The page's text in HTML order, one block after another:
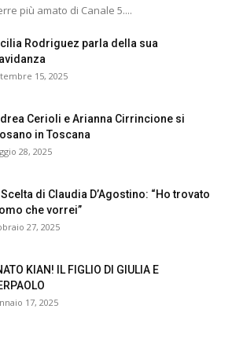
più amato di Canale 5....
Rodriguez parla della sua
15, 2025
Cerioli e Arianna Cirrincione si
in Toscana
28, 2025
Scelta di Claudia D’Agostino: “Ho trovato
che vorrei”
27, 2025
KIAN! IL FIGLIO DI GIULIA E
17, 2025